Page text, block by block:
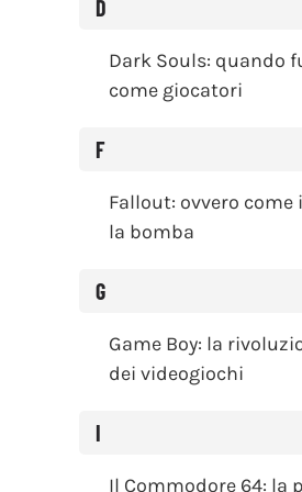
D
Dark Souls: quando
come giocatori
F
Fallout: ovvero
la bomba
G
Game Boy: la
dei videogiochi
I
Il Commodore 64: la